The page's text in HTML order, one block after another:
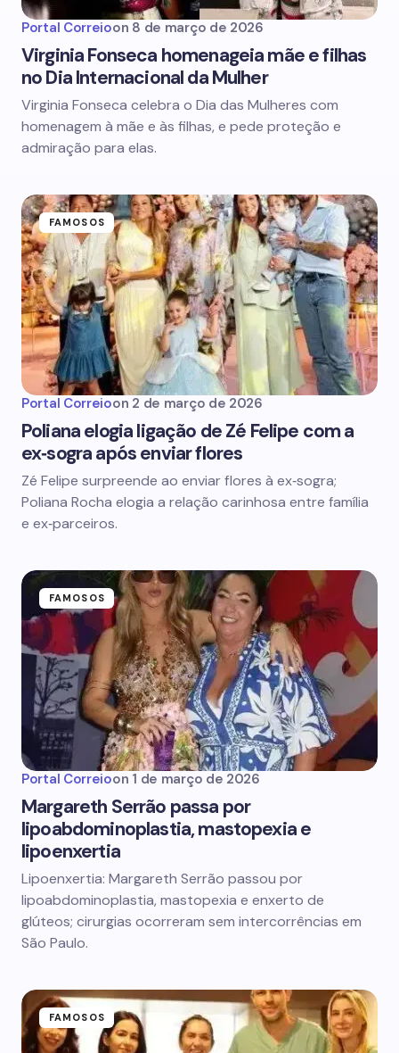
Portal Correioon 8 de março de 2026
Virginia Fonseca homenageia mãe e filhas
no Dia Internacional da Mulher
Virginia Fonseca celebra o Dia das Mulheres com
homenagem à mãe e às filhas, e pede proteção e
admiração para elas.
FAMOSOS
Portal Correioon 2 de março de 2026
Poliana elogia ligação de Zé Felipe com a
ex‑sogra após enviar flores
Zé Felipe surpreende ao enviar flores à ex‑sogra;
Poliana Rocha elogia a relação carinhosa entre família
e ex‑parceiros.
FAMOSOS
Portal Correioon 1 de março de 2026
Margareth Serrão passa por
lipoabdominoplastia, mastopexia e
lipoenxertia
Lipoenxertia: Margareth Serrão passou por
lipoabdominoplastia, mastopexia e enxerto de
glúteos; cirurgias ocorreram sem intercorrências em
São Paulo.
FAMOSOS